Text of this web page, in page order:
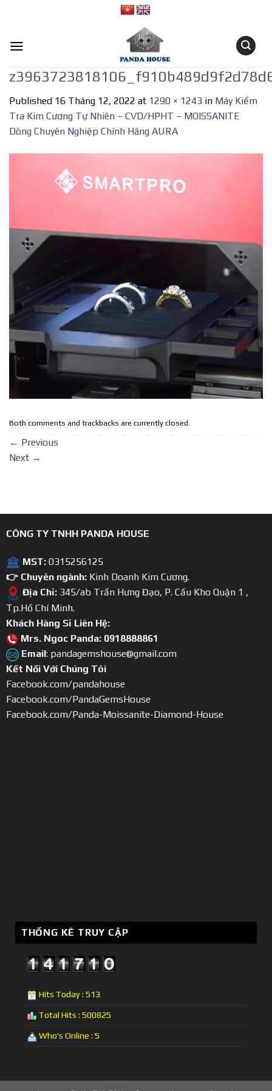
Published 16 Tháng 12, 2022 at 1290 × 1243 in Máy Kiểm
Tra Kim Cương Tự Nhiên – CVD/HPHT – MOISSANITE
Dòng Chuyên Nghiệp Chính Hãng AURA
Both comments and trackbacks are currently closed.
← Previous
Next →
CÔNG TY TNHH PANDA HOUSE
MST: 0315256125
👉 Chuyên ngành: Kinh Doanh Kim Cương.
Địa Chỉ:345/ab Trần Hưng Đạo, P. Cầu Kho Quận 1 ,
Tp.Hồ Chí Minh.
Khách Hàng Sỉ Liên Hệ:
Mrs. Ngoc Panda: 0918888861
Email: pandagemshouse@gmail.com
Kết Nối Với Chúng Tôi
Facebook.com/pandahouse
Facebook.com/PandaGemsHouse
Facebook.com/Panda-Moissanite-Diamond-House
THỐNG KÊ TRUY CẬP
Hits Today : 513
Total Hits : 500825
Who's Online : 5